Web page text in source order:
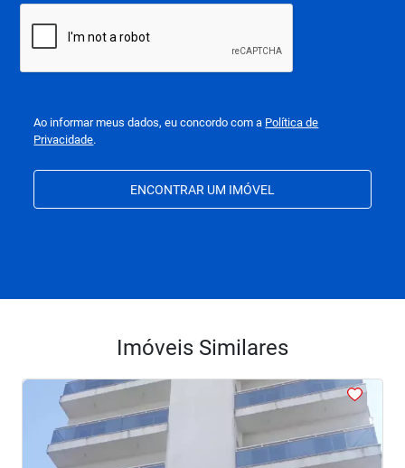
Ao informar meus dados, eu concordo com a Política de
Privacidade.
ENCONTRAR UM IMÓVEL
Imóveis Similares
<